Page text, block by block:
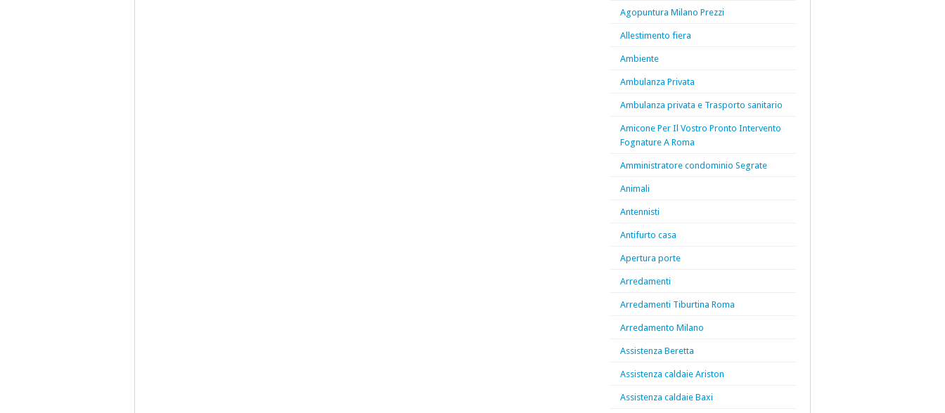
Agopuntura Milano Prezzi
Allestimento fiera
Ambiente
Ambulanza Privata
Ambulanza privata e Trasporto sanitario
Amicone Per Il Vostro Pronto Intervento
Fognature A Roma
Amministratore condominio Segrate
Animali
Antennisti
Antifurto casa
Apertura porte
Arredamenti
Arredamenti Tiburtina Roma
Arredamento Milano
Assistenza Beretta
Assistenza caldaie Ariston
Assistenza caldaie Baxi